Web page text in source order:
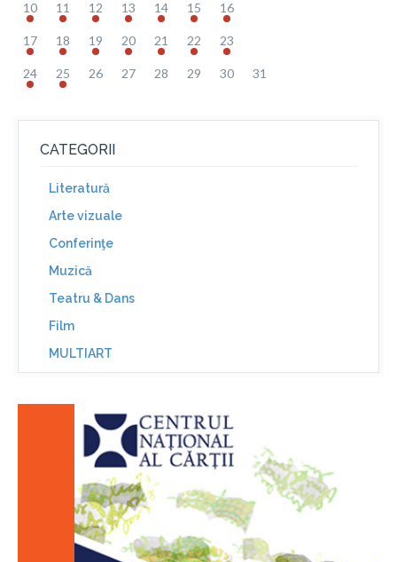
10 11 12 13 14 15 16
17 18 19 20 21 22 23
24 25 26 27 28 29 30 31
CATEGORII
Literatură
Arte vizuale
Conferinţe
Muzică
Teatru & Dans
Film
MULTIART